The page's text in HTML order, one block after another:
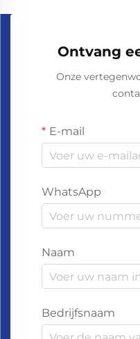
Ontvang
Onze
E-mail
WhatsApp
Naam
Bedrijfsnaam